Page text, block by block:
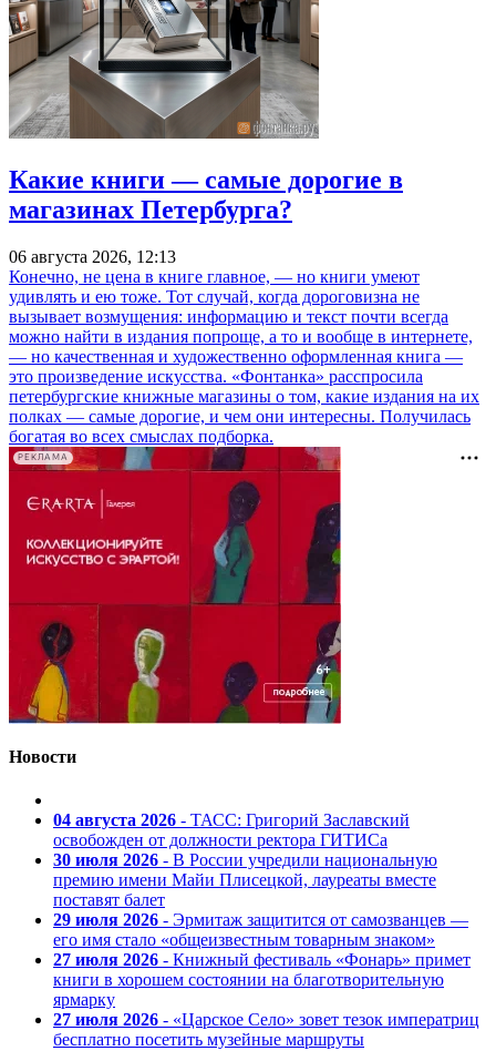
Какие книги — самые дорогие в
магазинах Петербурга?
06 августа 2026, 12:13
Конечно, не цена в книге главное, — но книги умеют
удивлять и ею тоже. Тот случай, когда дороговизна не
вызывает возмущения: информацию и текст почти всегда
можно найти в издания попроще, а то и вообще в интернете,
— но качественная и художественно оформленная книга —
это произведение искусства. «Фонтанка» расспросила
петербургские книжные магазины о том, какие издания на их
полках — самые дорогие, и чем они интересны. Получилась
богатая во всех смыслах подборка.
РЕКЛАМА
Новости
04 августа 2026 - ТАСС: Григорий Заславский
освобожден от должности ректора ГИТИСа
30 июля 2026 - В России учредили национальную
премию имени Майи Плисецкой, лауреаты вместе
поставят балет
29 июля 2026 - Эрмитаж защитится от самозванцев —
его имя стало «общеизвестным товарным знаком»
27 июля 2026 - Книжный фестиваль «Фонарь» примет
книги в хорошем состоянии на благотворительную
ярмарку
27 июля 2026 - «Царское Село» зовет тезок императриц
бесплатно посетить музейные маршруты